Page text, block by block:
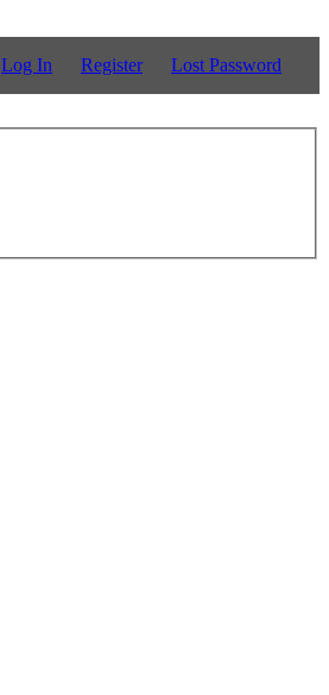
Log In Register Lost Password